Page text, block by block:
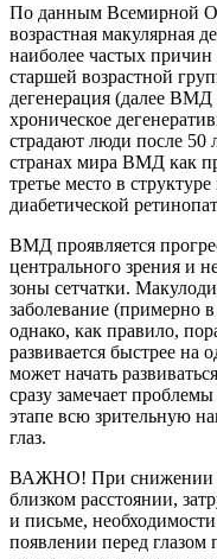
По данным Всемирной
возрастная макулярная
наиболее частых
старшей возрастной
дегенерация (далее
хроническое
страдают люди после 50
странах мира ВМД как
третье место в
диабетической
ВМД проявляется
центрального зрения и
зоны сетчатки.
заболевание (примерно
однако, как правило,
развивается быстрее на
может начать
сразу замечает
этапе всю зрительную
глаз.
ВАЖНО! При снижении
близком расстоянии,
и письме,
появлении перед глазом